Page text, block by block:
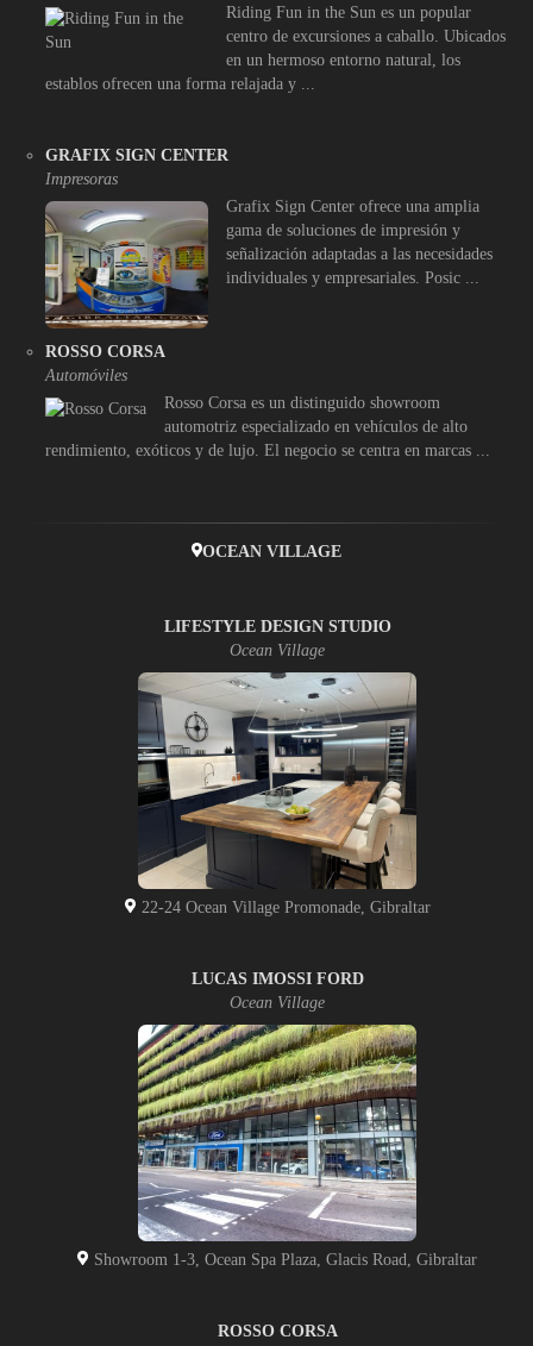
Riding Fun in the Sun es un popular
centro de excursiones a caballo. Ubicados
en un hermoso entorno natural, los
establos ofrecen una forma relajada y ...
GRAFIX SIGN CENTER
Impresoras
Grafix Sign Center ofrece una amplia
gama de soluciones de impresión y
señalización adaptadas a las necesidades
individuales y empresariales. Posic ...
ROSSO CORSA
Automóviles
Rosso Corsa es un distinguido showroom
automotriz especializado en vehículos de alto
rendimiento, exóticos y de lujo. El negocio se centra en marcas ...
OCEAN VILLAGE
LIFESTYLE DESIGN STUDIO
Ocean Village
22-24 Ocean Village Promonade, Gibraltar
LUCAS IMOSSI FORD
Ocean Village
Showroom 1-3, Ocean Spa Plaza, Glacis Road, Gibraltar
ROSSO CORSA